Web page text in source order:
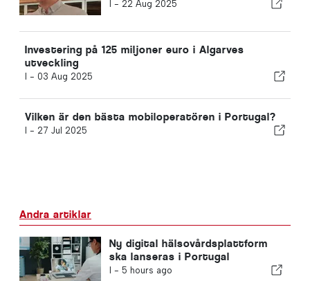
I - 22 Aug 2025
Investering på 125 miljoner euro i Algarves
utveckling
I - 03 Aug 2025
Vilken är den bästa mobiloperatören i Portugal?
I - 27 Jul 2025
Andra artiklar
Ny digital hälsovårdsplattform
ska lanseras i Portugal
I - 5 hours ago